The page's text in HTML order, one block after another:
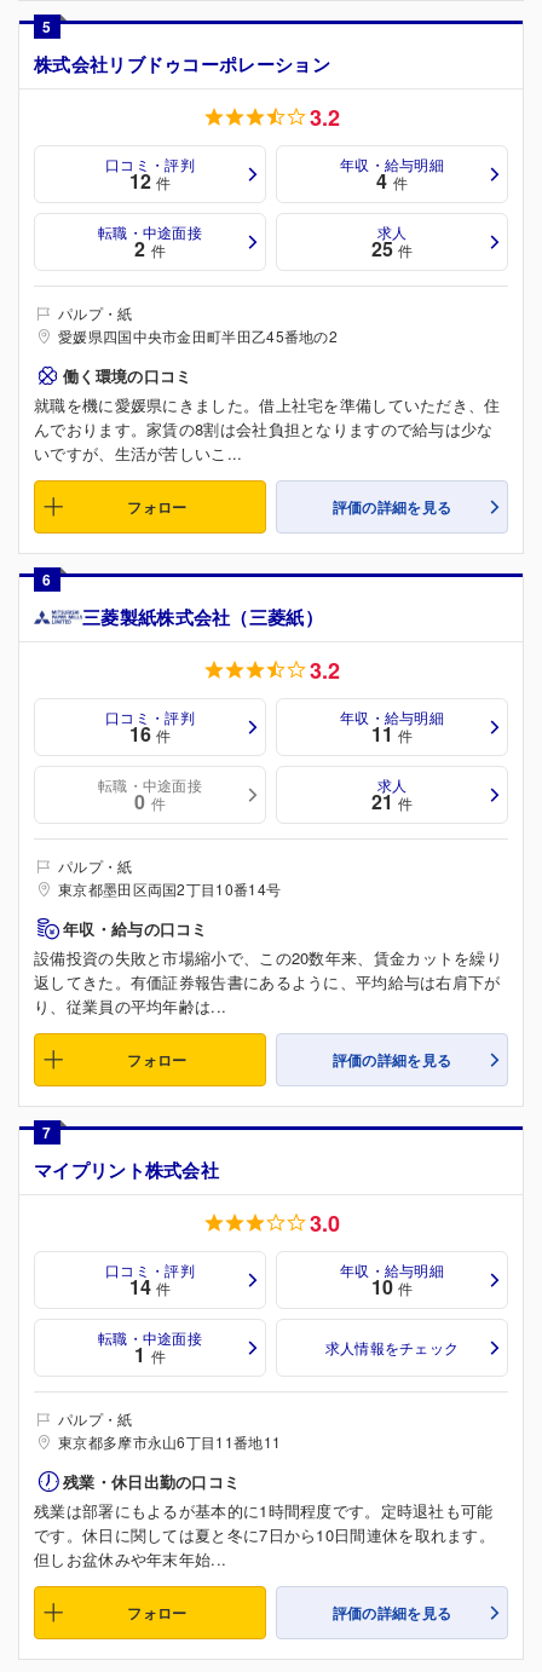
5
株式会社リブドゥコーポレーション
3.2
口コミ・評判
12 件
年収・給与明細
4 件
転職・中途面接
2 件
求人
25 件
パルプ・紙
愛媛県四国中央市金田町半田乙45番地の2
働く環境の口コミ
就職を機に愛媛県にきました。借上社宅を準備していただき、住
んでおります。家賃の8割は会社負担となりますので給与は少な
いですが、生活が苦しいこ...
フォロー 評価の詳細を見る
6
三菱製紙株式会社（三菱紙）
3.2
口コミ・評判
16 件
年収・給与明細
11 件
転職・中途面接
0 件
求人
21 件
パルプ・紙
東京都墨田区両国2丁目10番14号
年収・給与の口コミ
設備投資の失敗と市場縮小で、この20数年来、賃金カットを繰り
返してきた。有価証券報告書にあるように、平均給与は右肩下が
り、従業員の平均年齢は...
フォロー 評価の詳細を見る
7
マイプリント株式会社
3.0
口コミ・評判
14 件
年収・給与明細
10 件
転職・中途面接
1 件 求人情報をチェック
パルプ・紙
東京都多摩市永山6丁目11番地11
残業・休日出勤の口コミ
残業は部署にもよるが基本的に1時間程度です。定時退社も可能
です。休日に関しては夏と冬に7日から10日間連休を取れます。
但しお盆休みや年末年始...
フォロー 評価の詳細を見る